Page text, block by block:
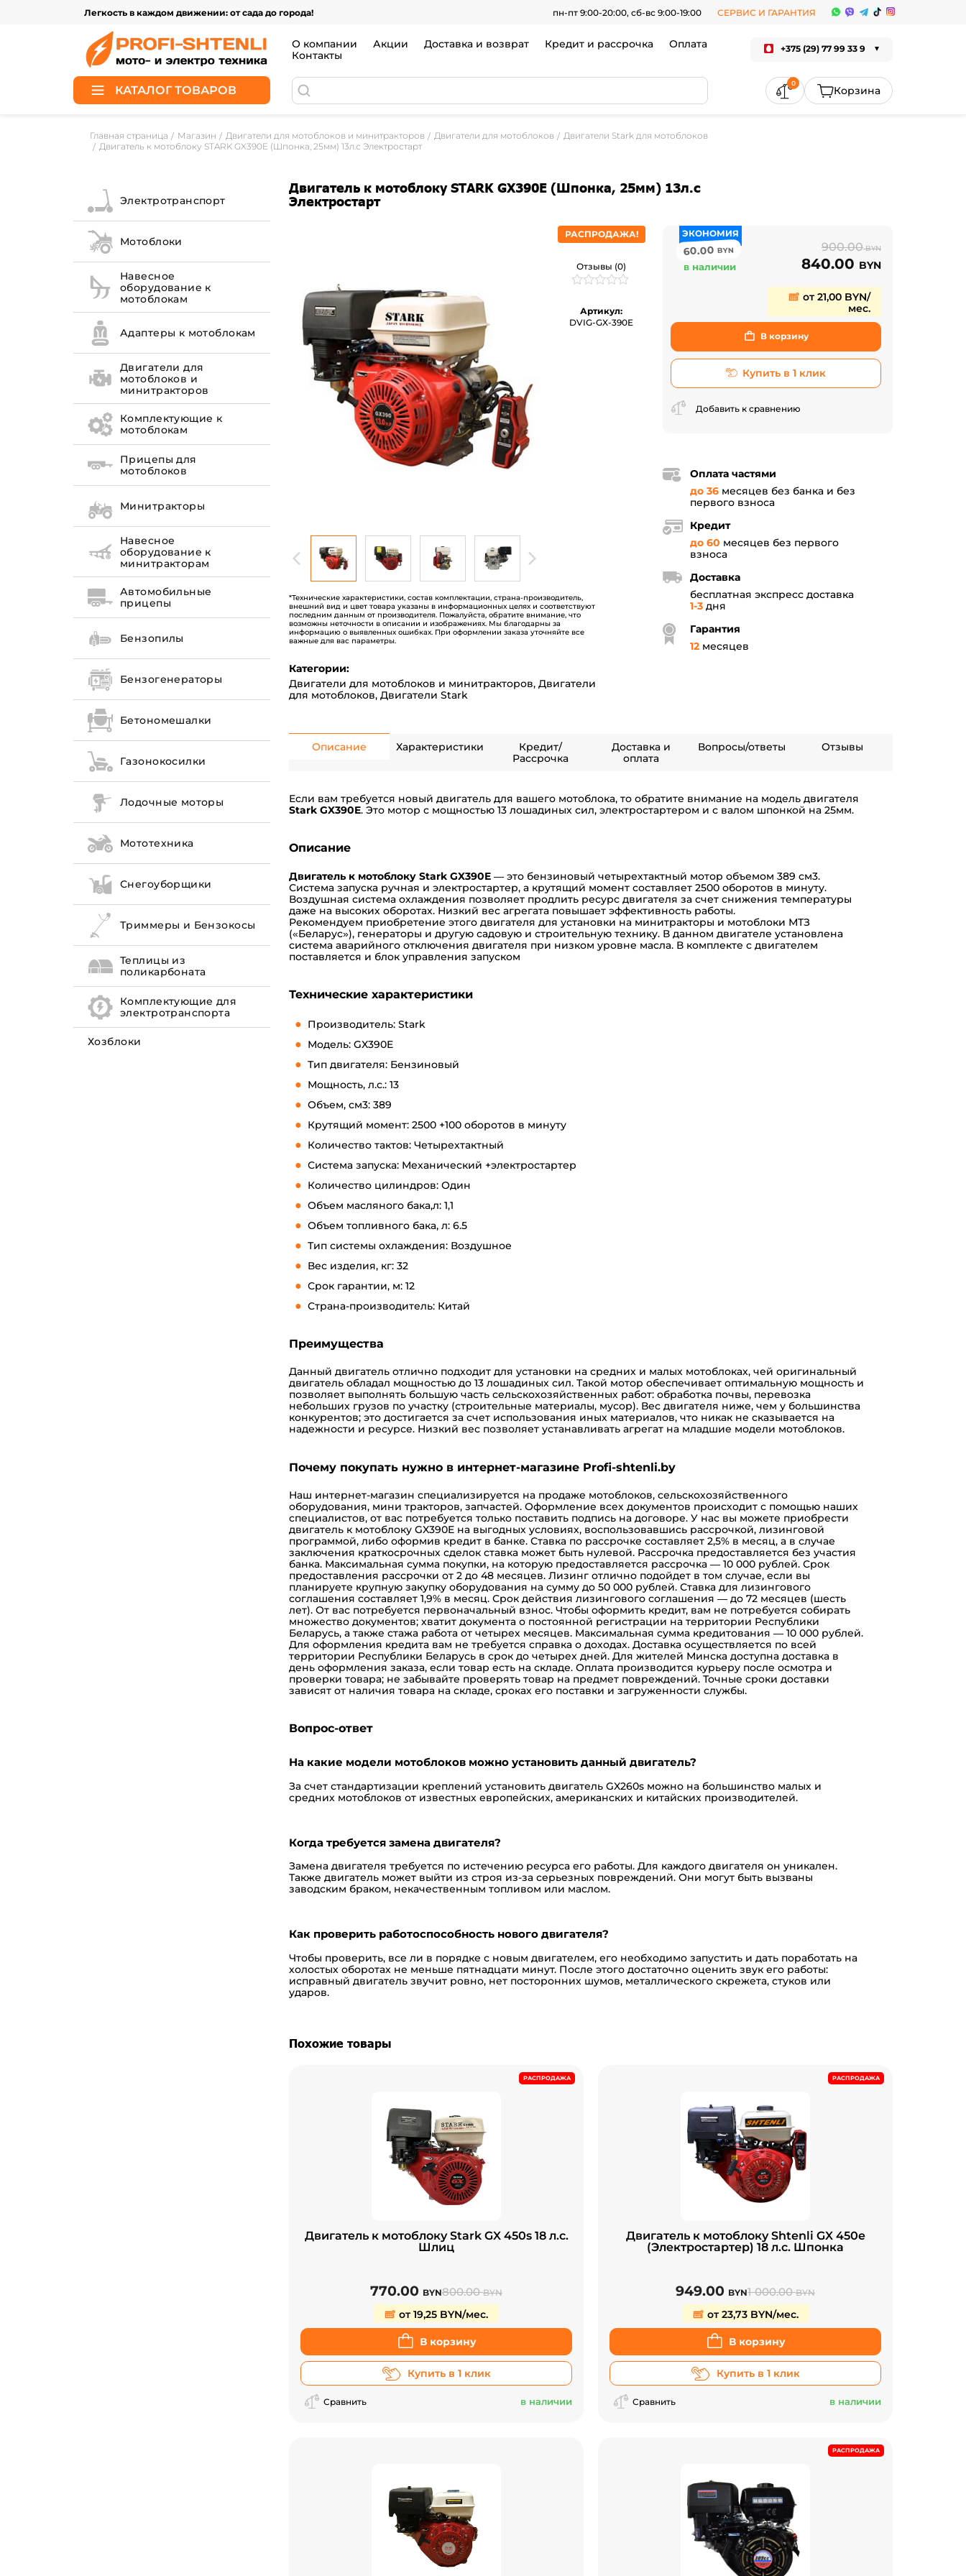
Легкость в каждом движении: от сада до города! пн-пт 9:00-20:00, сб-вс 9:00-19:00 СЕРВИС И ГАРАНТИЯ
О компании Акции Доставка и возврат Кредит и рассрочка
Оплата
Контакты
+375 (29) 77 99 33 9
КАТАЛОГ ТОВАРОВ
0
Главная страница Магазин Двигатели для мотоблоков и минитракторов Двигатели для мотоблоков
Двигатели Stark для мотоблоков
Двигатель к мотоблоку STARK GX390E (Шпонка, 25мм) 13л.с Электростарт
Электротранспорт
Мотоблоки
Навесное
оборудование к
мотоблокам
Адаптеры к мотоблокам
Двигатели для
мотоблоков и
минитракторов
Комплектующие к
мотоблокам
Прицепы для
мотоблоков
Минитракторы
Навесное
оборудование к
минитракторам
Автомобильные
прицепы
Бензопилы
Бензогенераторы
Бетономешалки
Газонокосилки
Лодочные моторы
Мототехника
Снегоуборщики
Триммеры и Бензокосы
Теплицы из
поликарбоната
Комплектующие для
электротранспорта
Хозблоки
Двигатель к мотоблоку STARK GX390E (Шпонка, 25мм) 13л.с
Электростарт
РАСПРОДАЖА!
Отзывы (0)
из
5
Артикул:
DVIG-GX-390E
*Технические характеристики, состав комплектации, страна-производитель,
внешний вид и цвет товара указаны в информационных целях и соответствуют
последним данным от производителя. Пожалуйста, обратите внимание, что
возможны неточности в описании и изображениях. Мы благодарны за
информацию о выявленных ошибках. При оформлении заказа уточняйте все
важные для вас параметры.
Категории:
Двигатели для мотоблоков и минитракторов, Двигатели
для мотоблоков, Двигатели Stark
ЭКОНОМИЯ
60.00BYN
в наличии
900.00BYN
840.00 BYN
от 21,00 BYN/
мес.
В корзину
Купить в 1 клик
Добавить к сравнению
Оплата частями
до 36 месяцев без банка и без
первого взноса
Кредит
до 60 месяцев без первого
взноса
Доставка
бесплатная экспресс доставка
1-3 дня
Гарантия
12 месяцев
Описание Характеристики
Кредит/
Рассрочка
Доставка и
оплата
Вопросы/ответы Отзывы
Если вам требуется новый двигатель для вашего мотоблока, то обратите внимание на модель двигателя
Stark GX390E. Это мотор с мощностью 13 лошадиных сил, электростартером и с валом шпонкой на 25мм.
Описание
Двигатель к мотоблоку Stark GX390E — это бензиновый четырехтактный мотор объемом 389 см3.
Система запуска ручная и электростартер, а крутящий момент составляет 2500 оборотов в минуту.
Воздушная система охлаждения позволяет продлить ресурс двигателя за счет снижения температуры
даже на высоких оборотах. Низкий вес агрегата повышает эффективность работы.
Рекомендуем приобретение этого двигателя для установки на минитракторы и мотоблоки МТЗ
(«Беларус»), генераторы и другую садовую и строительную технику. В данном двигателе установлена
система аварийного отключения двигателя при низком уровне масла. В комплекте с двигателем
поставляется и блок управления запуском
Технические характеристики
Производитель: Stark
Модель: GX390E
Тип двигателя: Бензиновый
Мощность, л.с.: 13
Объем, см3: 389
Крутящий момент: 2500 +100 оборотов в минуту
Количество тактов: Четырехтактный
Система запуска: Механический +электростартер
Количество цилиндров: Один
Объем масляного бака,л: 1,1
Объем топливного бака, л: 6.5
Тип системы охлаждения: Воздушное
Вес изделия, кг: 32
Срок гарантии, м: 12
Страна-производитель: Китай
Преимущества
Данный двигатель отлично подходит для установки на средних и малых мотоблоках, чей оригинальный
двигатель обладал мощностью до 13 лошадиных сил. Такой мотор обеспечивает оптимальную мощность и
позволяет выполнять большую часть сельскохозяйственных работ: обработка почвы, перевозка
небольших грузов по участку (строительные материалы, мусор). Вес двигателя ниже, чем у большинства
конкурентов; это достигается за счет использования иных материалов, что никак не сказывается на
надежности и ресурсе. Низкий вес позволяет устанавливать агрегат на младшие модели мотоблоков.
Почему покупать нужно в интернет-магазине Profi-shtenli.by
Наш интернет-магазин специализируется на продаже мотоблоков, сельскохозяйственного
оборудования, мини тракторов, запчастей. Оформление всех документов происходит с помощью наших
специалистов, от вас потребуется только поставить подпись на договоре. У нас вы можете приобрести
двигатель к мотоблоку GX390E на выгодных условиях, воспользовавшись рассрочкой, лизинговой
программой, либо оформив кредит в банке. Ставка по рассрочке составляет 2,5% в месяц, а в случае
заключения краткосрочных сделок ставка может быть нулевой. Рассрочка предоставляется без участия
банка. Максимальная сумма покупки, на которую предоставляется рассрочка — 10 000 рублей. Срок
предоставления рассрочки от 2 до 48 месяцев. Лизинг отлично подойдет в том случае, если вы
планируете крупную закупку оборудования на сумму до 50 000 рублей. Ставка для лизингового
соглашения составляет 1,9% в месяц. Срок действия лизингового соглашения — до 72 месяцев (шесть
лет). От вас потребуется первоначальный взнос. Чтобы оформить кредит, вам не потребуется собирать
множество документов; хватит документа о постоянной регистрации на территории Республики
Беларусь, а также стажа работа от четырех месяцев. Максимальная сумма кредитования — 10 000 рублей.
Для оформления кредита вам не требуется справка о доходах. Доставка осуществляется по всей
территории Республики Беларусь в срок до четырех дней. Для жителей Минска доступна доставка в
день оформления заказа, если товар есть на складе. Оплата производится курьеру после осмотра и
проверки товара; не забывайте проверять товар на предмет повреждений. Точные сроки доставки
зависят от наличия товара на складе, сроках его поставки и загруженности службы.
Вопрос-ответ
На какие модели мотоблоков можно установить данный двигатель?
За счет стандартизации креплений установить двигатель GX260s можно на большинство малых и
средних мотоблоков от известных европейских, американских и китайских производителей.
Когда требуется замена двигателя?
Замена двигателя требуется по истечению ресурса его работы. Для каждого двигателя он уникален.
Также двигатель может выйти из строя из-за серьезных повреждений. Они могут быть вызваны
заводским браком, некачественным топливом или маслом.
Как проверить работоспособность нового двигателя?
Чтобы проверить, все ли в порядке с новым двигателем, его необходимо запустить и дать поработать на
холостых оборотах не меньше пятнадцати минут. После этого достаточно оценить звук его работы:
исправный двигатель звучит ровно, нет посторонних шумов, металлического скрежета, стуков или
ударов.
Похожие товары
РАСПРОДАЖА
Двигатель к мотоблоку Stark GX 450s 18 л.с.
Шлиц
770.00 BYN800.00BYN
от 19,25 BYN/мес.
В корзину
Купить в 1 клик
Сравнить в наличии
РАСПРОДАЖА
Двигатель к мотоблоку Shtenli GX 450e
(Электростартер) 18 л.с. Шпонка
949.00 BYN1 000.00BYN
от 23,73 BYN/мес.
В корзину
Купить в 1 клик
Сравнить в наличии
РАСПРОДАЖА